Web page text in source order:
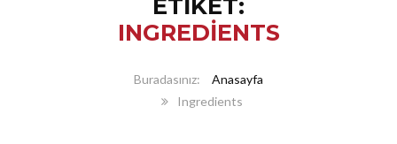
ETIKET:
INGREDIENTS
Anasayfa
Ingredients